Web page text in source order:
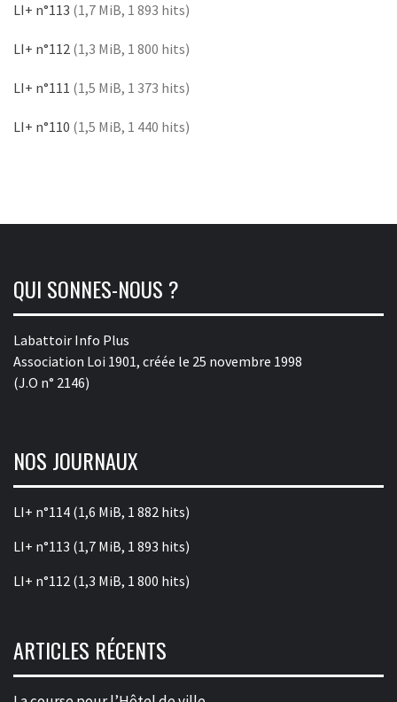
LI+ n°113 (1,7 MiB, 1 893 hits)
LI+ n°112 (1,3 MiB, 1 800 hits)
LI+ n°111 (1,5 MiB, 1 373 hits)
LI+ n°110 (1,5 MiB, 1 440 hits)
QUI SONNES-NOUS ?
Labattoir Info Plus
Association Loi 1901, créée le 25 novembre 1998
(J.O n° 2146)
NOS JOURNAUX
LI+ n°114 (1,6 MiB, 1 882 hits)
LI+ n°113 (1,7 MiB, 1 893 hits)
LI+ n°112 (1,3 MiB, 1 800 hits)
ARTICLES RÉCENTS